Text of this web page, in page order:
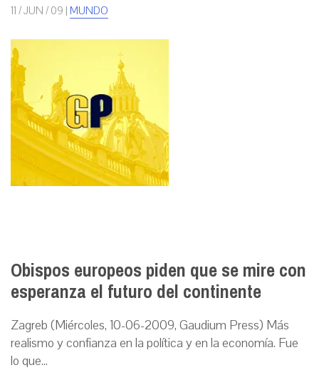
11 / JUN / 09 | MUNDO
Obispos europeos piden que se mire con
esperanza el futuro del continente
Zagreb (Miércoles, 10-06-2009, Gaudium Press) Más
realismo y confianza en la política y en la economía. Fue
lo que...